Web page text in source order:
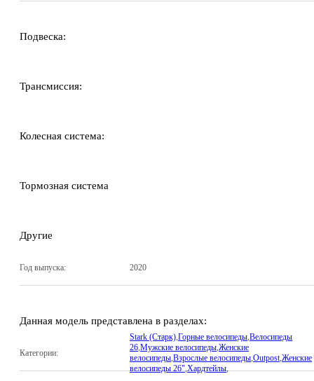
Подвеска:
Трансмиссия:
Колесная система:
Тормозная система
Другие
Год выпуска: 2020
Данная модель представлена в разделах:
Категории:
Stark (Старк),Горные велосипеды,Велосипеды
26,Мужские велосипеды,Женские
велосипеды,Взрослые велосипеды,Outpost,Женские
велосипеды 26",Хардтейлы,